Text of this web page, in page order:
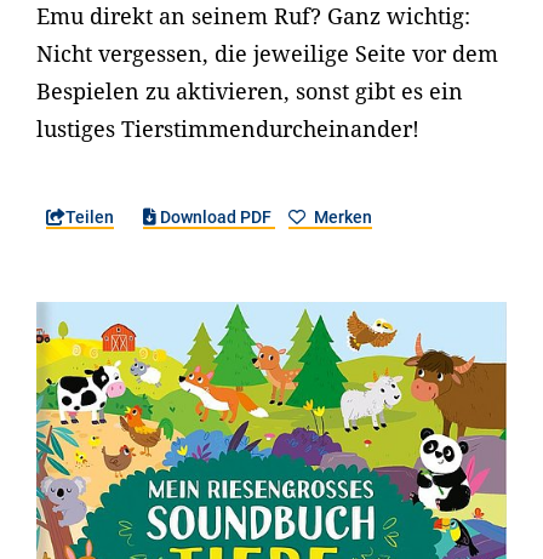
Emu direkt an seinem Ruf? Ganz wichtig:
Nicht vergessen, die jeweilige Seite vor dem
Bespielen zu aktivieren, sonst gibt es ein
lustiges Tierstimmendurcheinander!
Teilen Download PDF Merken